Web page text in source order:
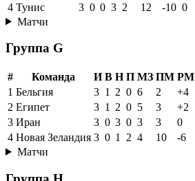
4 Тунис 3 0 0 3 2 12 -10 0
Матчи
Группа G
# Команда И В Н П МЗ ПМ РМ
1 Бельгия 3 1 2 0 6 2 +4
2 Египет 3 1 2 0 5 3 +2
3 Иран 3 0 3 0 3 3 0
4 Новая Зеландия 3 0 1 2 4 10 -6
Матчи